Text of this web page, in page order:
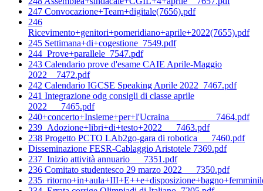
247 Convocazione+Team+digitale(7656).pdf
246
Ricevimento+genitori+pomeridiano+aprile+2022(7655).pdf
245 Settimana+di+cogestione_7549.pdf
244_Prove+parallele_7547.pdf
243 Calendario prove d'esame CAIE Aprile-Maggio
2022__7472.pdf
242 Calendario IGCSE Speaking Aprile 2022_7467.pdf
241 Integrazione odg consigli di classe aprile
2022___7465.pdf
240+concerto+Insieme+per+l'Ucraina__________7464.pdf
239_Adozione+libri+di+testo+2022___7463.pdf
238 Progetto PCTO LAb2go-gara di robotica___7460.pdf
Disseminazione FESR-Cablaggio Aristotele 7369.pdf
237_Inizio attività annuario___7351.pdf
236 Comitato studentesco 29 marzo 2022___7350.pdf